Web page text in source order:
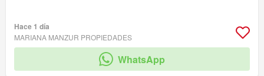
Hace 1 día
MARIANA MANZUR PROPIEDADES
WhatsApp